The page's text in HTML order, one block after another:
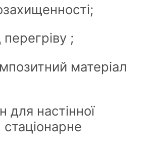
;
матеріал
настінної